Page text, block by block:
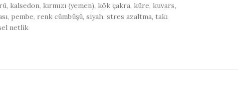
, kalsedon, kırmızı (yemen), kök çakra, küre, kuvars,
, pembe, renk cümbüşü, siyah, stres azaltma, takı
netlik